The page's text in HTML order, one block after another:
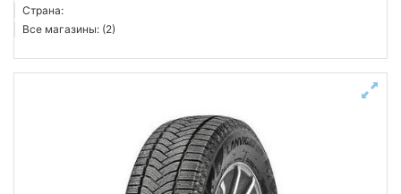
Страна:
Все магазины: (2)